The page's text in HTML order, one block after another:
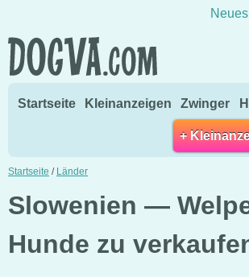
Direkt zum Inhalt
Startseite Kleinanzeigen Zwinger
+
Startseite / Länder
Slowenien —
Hunde zu